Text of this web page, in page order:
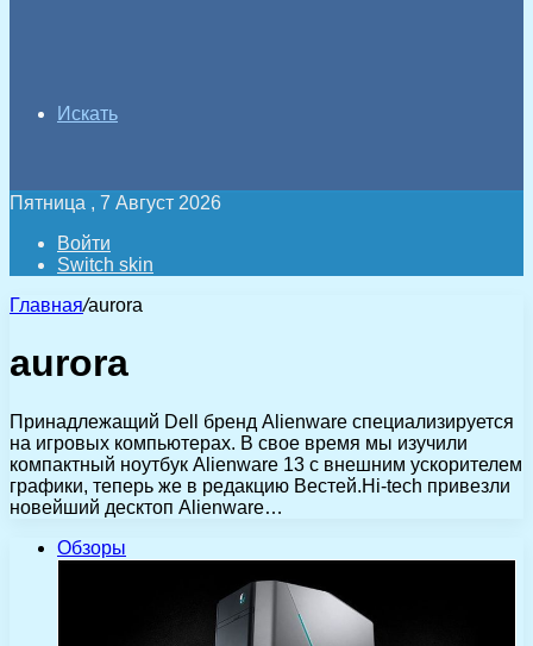
Искать
Пятница , 7 Август 2026
Войти
Switch skin
Главная/aurora
aurora
Принадлежащий Dell бренд Alienware специализируется
на игровых компьютерах. В свое время мы изучили
компактный ноутбук Alienware 13 с внешним ускорителем
графики, теперь же в редакцию Вестей.Hi-tech привезли
новейший десктоп Alienware…
Обзоры